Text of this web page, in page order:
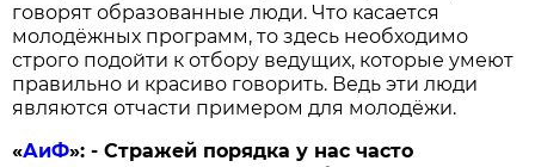
говорят образованные люди. Что касается
молодёжных программ, то здесь необходимо
строго подойти к отбору ведущих, которые умеют
правильно и красиво говорить. Ведь эти люди
являются отчасти примером для молодёжи.
«АиФ»:- Стражей порядка у нас часто